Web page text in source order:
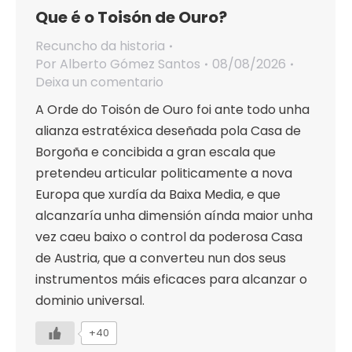
Que é o Toisón de Ouro?
Recuncho da historia
Por Alberto Gómez Santos
08/08/2026
Deixa un comentario
A Orde do Toisón de Ouro foi ante todo unha
alianza estratéxica deseñada pola Casa de
Borgoña e concibida a gran escala que
pretendeu articular politicamente a nova
Europa que xurdía da Baixa Media, e que
alcanzaría unha dimensión aínda maior unha
vez caeu baixo o control da poderosa Casa
de Austria, que a converteu nun dos seus
instrumentos máis eficaces para alcanzar o
dominio universal.
+40